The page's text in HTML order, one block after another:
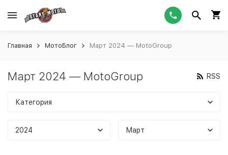
Главная МотоБлог Март 2024 — MotoGroup
Март 2024 — MotoGroup RSS
Категория
2024 Март